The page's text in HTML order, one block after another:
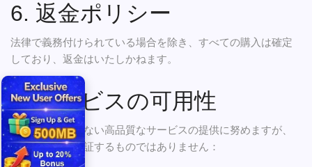
6. 返金ポリシー
法律で義務付けられている場合を除き、すべての購入は確定
しており、返金はいたしかねます。
7. サービスの可用性
当社は、中断のない高品質なサービスの提供に努めますが、
以下の事項を保証するものではありません：